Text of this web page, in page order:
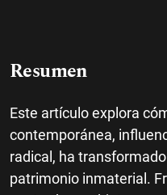
Resumen
Este artículo explora
contemporánea,
radical, ha
patrimonio inmaterial.